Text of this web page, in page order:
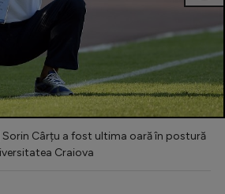
| Sorin Cârțu a fost ultima oară în postură
Craiova